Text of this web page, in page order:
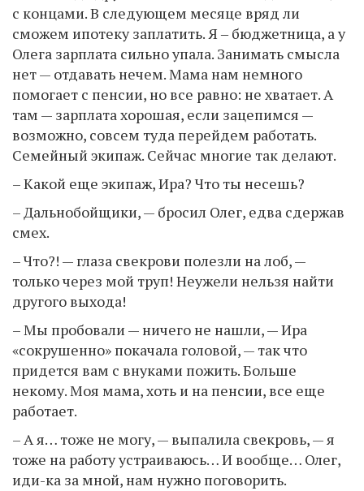
с концами. В следующем месяце вряд ли
сможем ипотеку заплатить. Я ‒ бюджетница, а у
Олега зарплата сильно упала. Занимать смысла
нет — отдавать нечем. Мама нам немного
помогает с пенсии, но все равно: не хватает. А
там — зарплата хорошая, если зацепимся —
возможно, совсем туда перейдем работать.
Семейный экипаж. Сейчас многие так делают.
– Какой еще экипаж, Ира? Что ты несешь?
– Дальнобойщики, — бросил Олег, едва сдержав
смех.
– Что?! — глаза свекрови полезли на лоб, —
только через мой труп! Неужели нельзя найти
другого выхода!
– Мы пробовали — ничего не нашли, — Ира
«сокрушенно» покачала головой, — так что
придется вам с внуками пожить. Больше
некому. Моя мама, хоть и на пенсии, все еще
работает.
– А я… тоже не могу, — выпалила свекровь, — я
тоже на работу устраиваюсь… И вообще… Олег,
иди-ка за мной, нам нужно поговорить.